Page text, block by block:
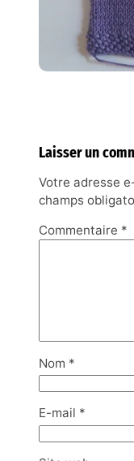
Laisser un
Votre adresse
champs
Commentaire *
Nom *
E-mail *